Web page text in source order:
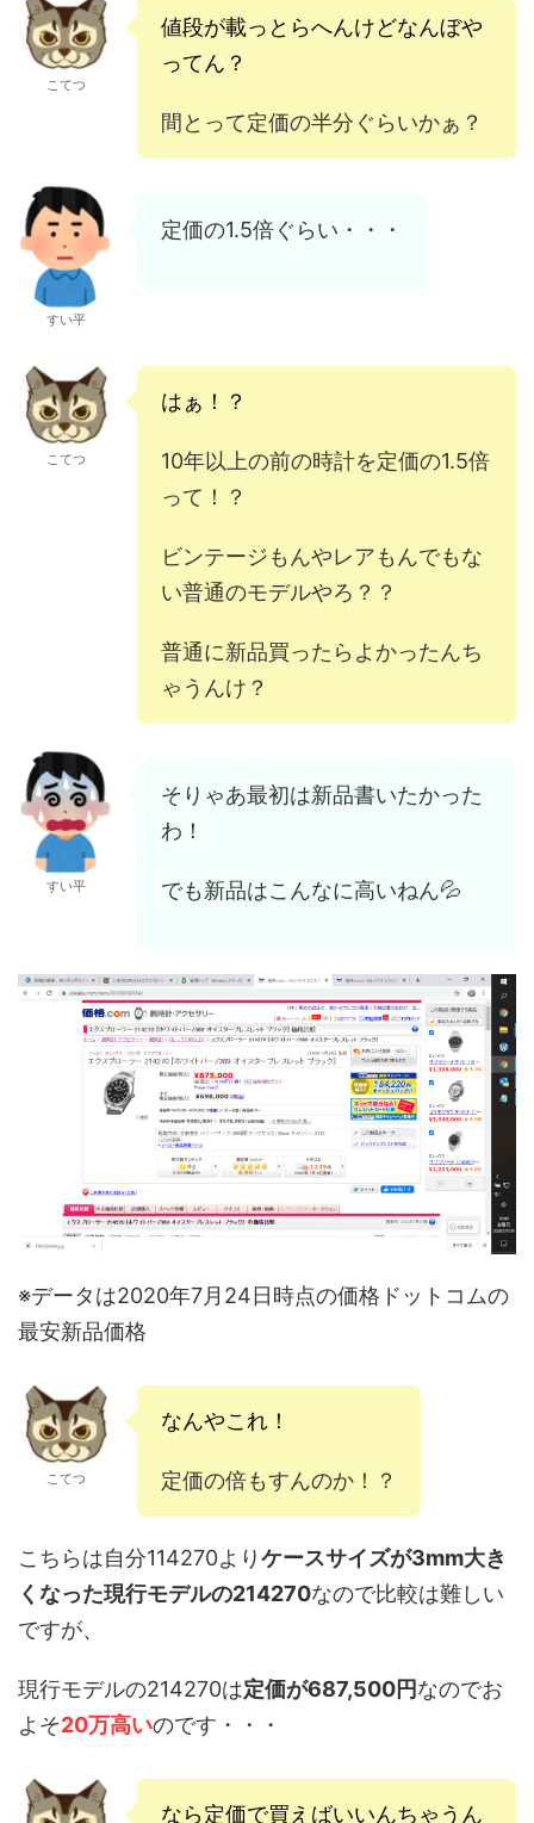
こてつ
値段が載っとらへんけどなんぼや
ってん？
間とって定価の半分ぐらいかぁ？
すい平
定価の1.5倍ぐらい・・・
こてつ
はぁ！？
10年以上の前の時計を定価の1.5倍
って！？
ビンテージもんやレアもんでもな
い普通のモデルやろ？？
普通に新品買ったらよかったんち
ゃうんけ？
すい平
そりゃあ最初は新品書いたかった
わ！
でも新品はこんなに高いねん💦
※データは2020年7月24日時点の価格ドットコムの
最安新品価格
こてつ
なんやこれ！
定価の倍もすんのか！？
こちらは自分114270よりケースサイズが3mm大き
くなった現行モデルの214270なので比較は難しい
ですが、
現行モデルの214270は定価が687,500円なのでお
よそ20万高いのです・・・
なら定価で買えばいいんちゃうん